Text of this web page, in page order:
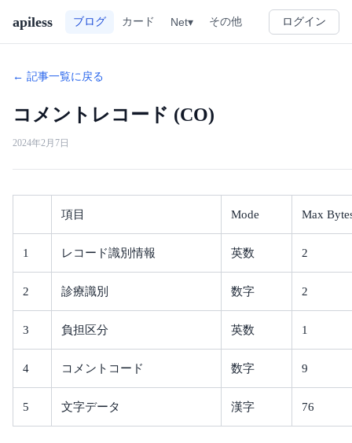
apiless ブログ カード Net▾ その他 ログイン
← 記事一覧に戻る
コメントレコード (CO)
2024年2月7日
項目 Mode Max
1 レコード識別情報 英数 2
2 診療識別 数字 2
3 負担区分 英数 1
4 コメントコード 数字 9
5 文字データ 漢字 76